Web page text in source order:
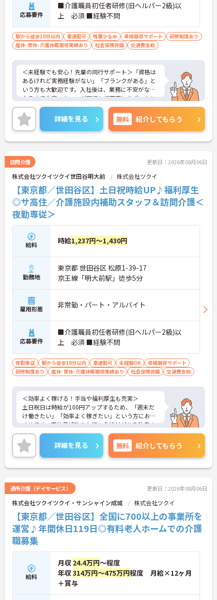
応募要件
■介護職員初任者研修(旧ヘルパー2級)以
上 必須 ■経験不問
駅から徒歩10分以内 車通勤可 残業少なめ 資格取得サポート
研修制度あり
産休･育休･介護休暇取得実績あり
社会保険完備 交通費支給
＜未経験でも安心！先輩の同行サポート＞「資格は
あるけれど実務経験がない」「ブランクがある」と
いう方も大歓迎です。入社後は、業務に不安がなく
なるまで先輩スタッフが同行して丁寧にサポートし
ます。実際に未経験からスタートしたスタッフも多
く在籍しており、安心してチャレンジできる環境で
す。
＜移動時間も時給発生！充実の手当でしっかり稼げ
る＞訪問介護で気になる「移動時間」にもしっかり
当（時給500円UP）や早朝夜間手当、ICT手当など、
各種手当が充実しています。
詳細を見る 無料 紹介してもらう
訪問介護 更新日：2026年08月06日
株式会社ツクイツクイ世田谷明大前 株式会社ツクイ
【東京都／世田谷区】土日祝時給UP♪福利厚生
◎サ高住／介護施設内補助スタッフ＆訪問介護＜
夜勤専従＞
給料 時給1,237円～1,430円
勤務地
東京都 世田谷区 松原1-39-17
京王線「明大前駅」徒歩5分
雇用形態 非常勤・パート・アルバイト
応募要件
■介護職員初任者研修(旧ヘルパー2級)以
上 必須 ■経験不問
夜勤専従 駅から徒歩10分以内 車通勤可 未経験OK
資格取得サポート
研修制度あり
産休･育休･介護休暇取得実績あり 社会保険完備 交通費支給
＜効率よく稼げる！手当や福利厚生も充実＞
土日祝日は時給が100円アップするため、「週末だ
け働きたい」「効率よく稼ぎたい」という方におす
すめです。宿泊費補助やお祝い金給付がある独自の
福利厚生や、子育て支援手当など、大手ならではの
手厚い待遇が働くあなたをしっかりサポートしま
す。
＜おしゃれも自由！自分らしく働ける職場＞
髪色や髪型の自由度はもちろん、ネイルやまつげエ
る風通しの良い雰囲気があり、スタッフ同士も自然
体で働いています。Wワークや副業も可能ですの
で、自分のライフスタイルや「好き」を大切にしな
がら働きたい方にぴったりです。
詳細を見る 無料 紹介してもらう
通所介護（デイサービス） 更新日：2026年08月06日
株式会社ツクイツクイ・サンシャイン成城 株式会社ツクイ
【東京都／世田谷区】全国に700以上の事業所を
運営♪年間休日119日◎有料老人ホームでの介護
職募集
給料
月収 24.4万円～程度
年収314万円～475万円程度 月給×12ヶ月
＋賞与